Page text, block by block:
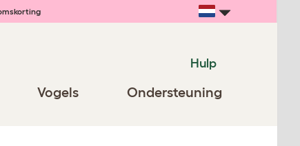
Hulp
Vogels Ondersteuning